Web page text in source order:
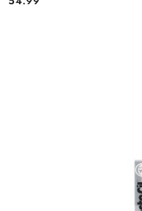
Cena: